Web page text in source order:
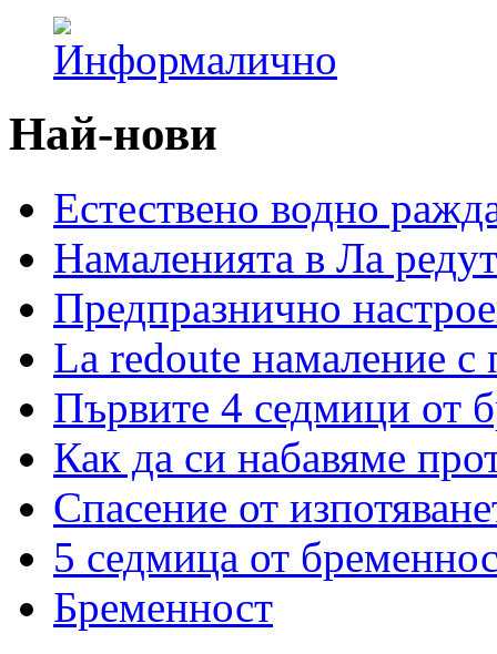
Най-нови
Естествено водно
Намаленията в Ла
Предпразнично
La redoute намаление с
Първите 4 седмици от
Как да си набавяме
Спасение от
5 седмица от
Бременност